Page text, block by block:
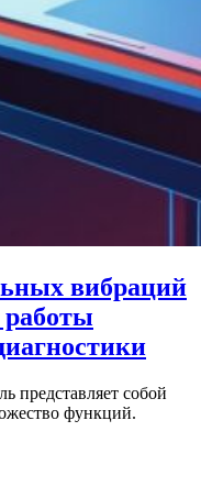
вибраций
работы
представляет собой
функций.